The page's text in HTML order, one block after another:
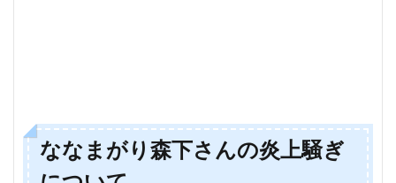
ななまがり森下さんの炎上騒ぎ